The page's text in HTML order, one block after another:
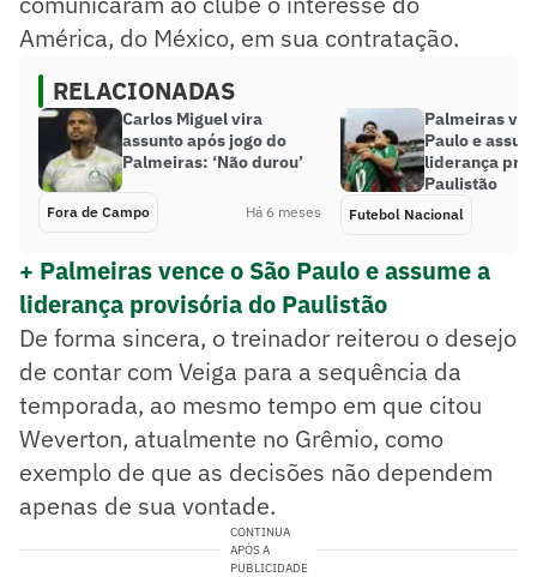
América, do México, em sua contratação.
RELACIONADAS
Carlos Miguel vira
assunto após jogo do
Palmeiras: ‘Não durou’
Fora de Campo Há 6 meses
Palmeiras
Paulo e
liderança
Paulistão
Futebol Nacional
+ Palmeiras vence o São Paulo e assume a
liderança provisória do Paulistão
De forma sincera, o treinador reiterou o desejo
de contar com Veiga para a sequência da
temporada, ao mesmo tempo em que citou
Weverton, atualmente no Grêmio, como
exemplo de que as decisões não dependem
apenas de sua vontade.
CONTINUA
APÓS A
PUBLICIDADE